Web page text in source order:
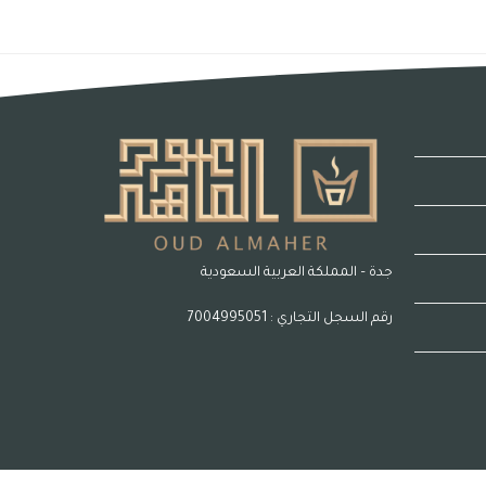
جدة – المملكة العربية السعودية
رقم السجل التجاري : 7004995051